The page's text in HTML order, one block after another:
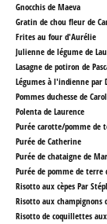
Gnocchis de Maeva
Gratin de chou fleur de
Frites au four d'Aurélie
Julienne de légume de
Lasagne de potiron de
Légumes à l'indienne par
Pommes duchesse de
Polenta de Laurence
Purée carotte/pomme de
Purée de Catherine
Purée de chataigne de
Purée de pomme de terre
Risotto aux cèpes Par
Risotto aux champignons
Risotto de coquillettes